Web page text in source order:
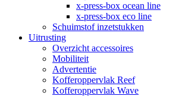
x-press-box ocean line
x-press-box eco line
Schuimstof inzetstukken
Uitrusting
Overzicht accessoires
Mobiliteit
Advertentie
Kofferoppervlak Reef
Kofferoppervlak Wave